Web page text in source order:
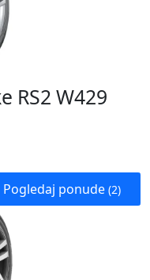
RS2 W429
Pogledaj ponude (2)